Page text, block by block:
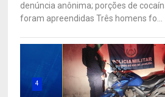
denúncia anônima; porções de
foram apreendidas Três homens fo...
4